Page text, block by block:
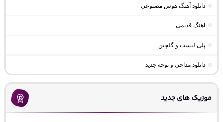
دانلود آهنگ هوش مصنوعی
اهنگ قدیمی
پلی لیست و گلچین
دانلود مداحی و نوحه جدید
موزیک های جدید